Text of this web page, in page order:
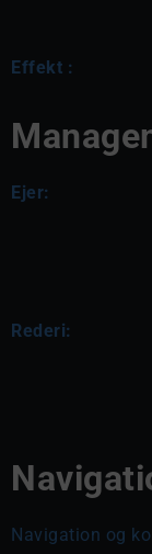
Effekt :
Ejer:
Rederi:
Navigation og